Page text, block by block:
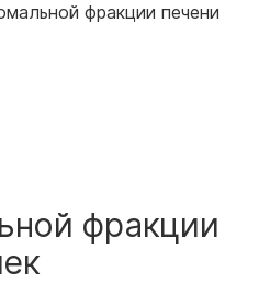
фракции печени
фракции